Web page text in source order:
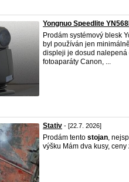
Yongnuo Speedlite
Prodám systémový blesk
byl používán jen
displeji je dosud
fotoaparáty Canon, ...
Stativ - [22.7. 2026]
Prodám tento stojan,
výšku Mám dva kusy, ceny